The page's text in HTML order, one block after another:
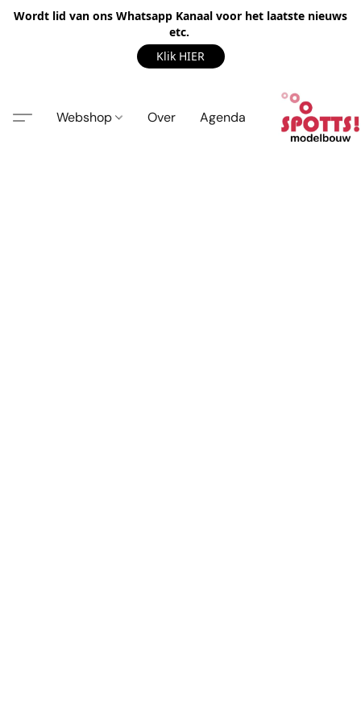
Wordt lid van ons Whatsapp Kanaal voor het laatste nieuws
etc.
Klik HIER
Webshop Over Agenda